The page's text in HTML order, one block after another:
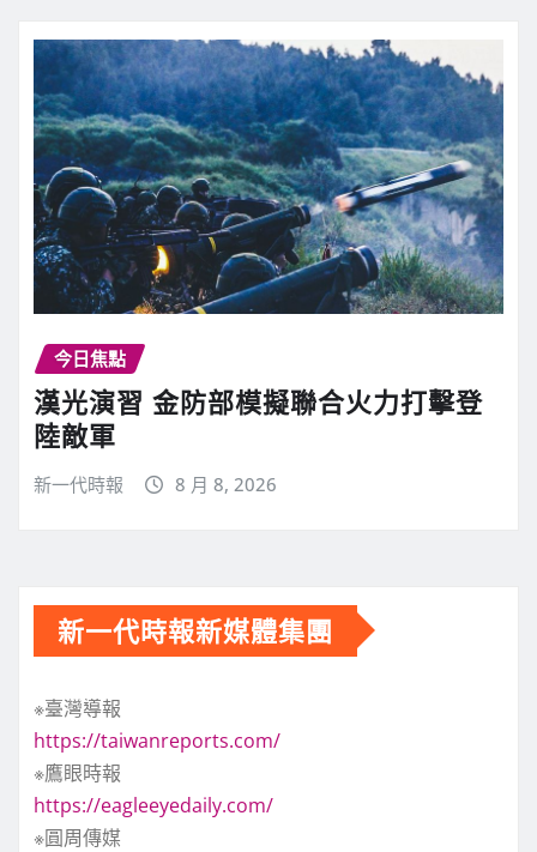
今日焦點
漢光演習 金防部模擬聯合火力打擊登
陸敵軍
新一代時報 8 月 8, 2026
新一代時報新媒體集團
※臺灣導報
https://taiwanreports.com/
※鷹眼時報
https://eagleeyedaily.com/
※圓周傳媒